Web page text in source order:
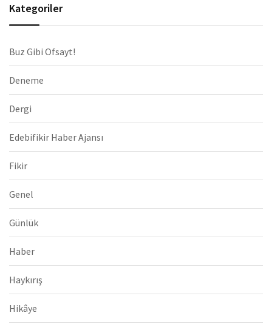
Kategoriler
Buz Gibi Ofsayt!
Deneme
Dergi
Edebifikir Haber Ajansı
Fikir
Genel
Günlük
Haber
Haykırış
Hikâye